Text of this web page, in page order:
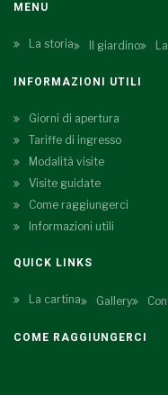
MENU
La storia Il giardino
INFORMAZIONI UTILI
Giorni di apertura
Tariffe di ingresso
Modalità visite
Visite guidate
Come raggiungerci
Informazioni utili
QUICK LINKS
La cartina Gallery
COME RAGGIUNGERCI